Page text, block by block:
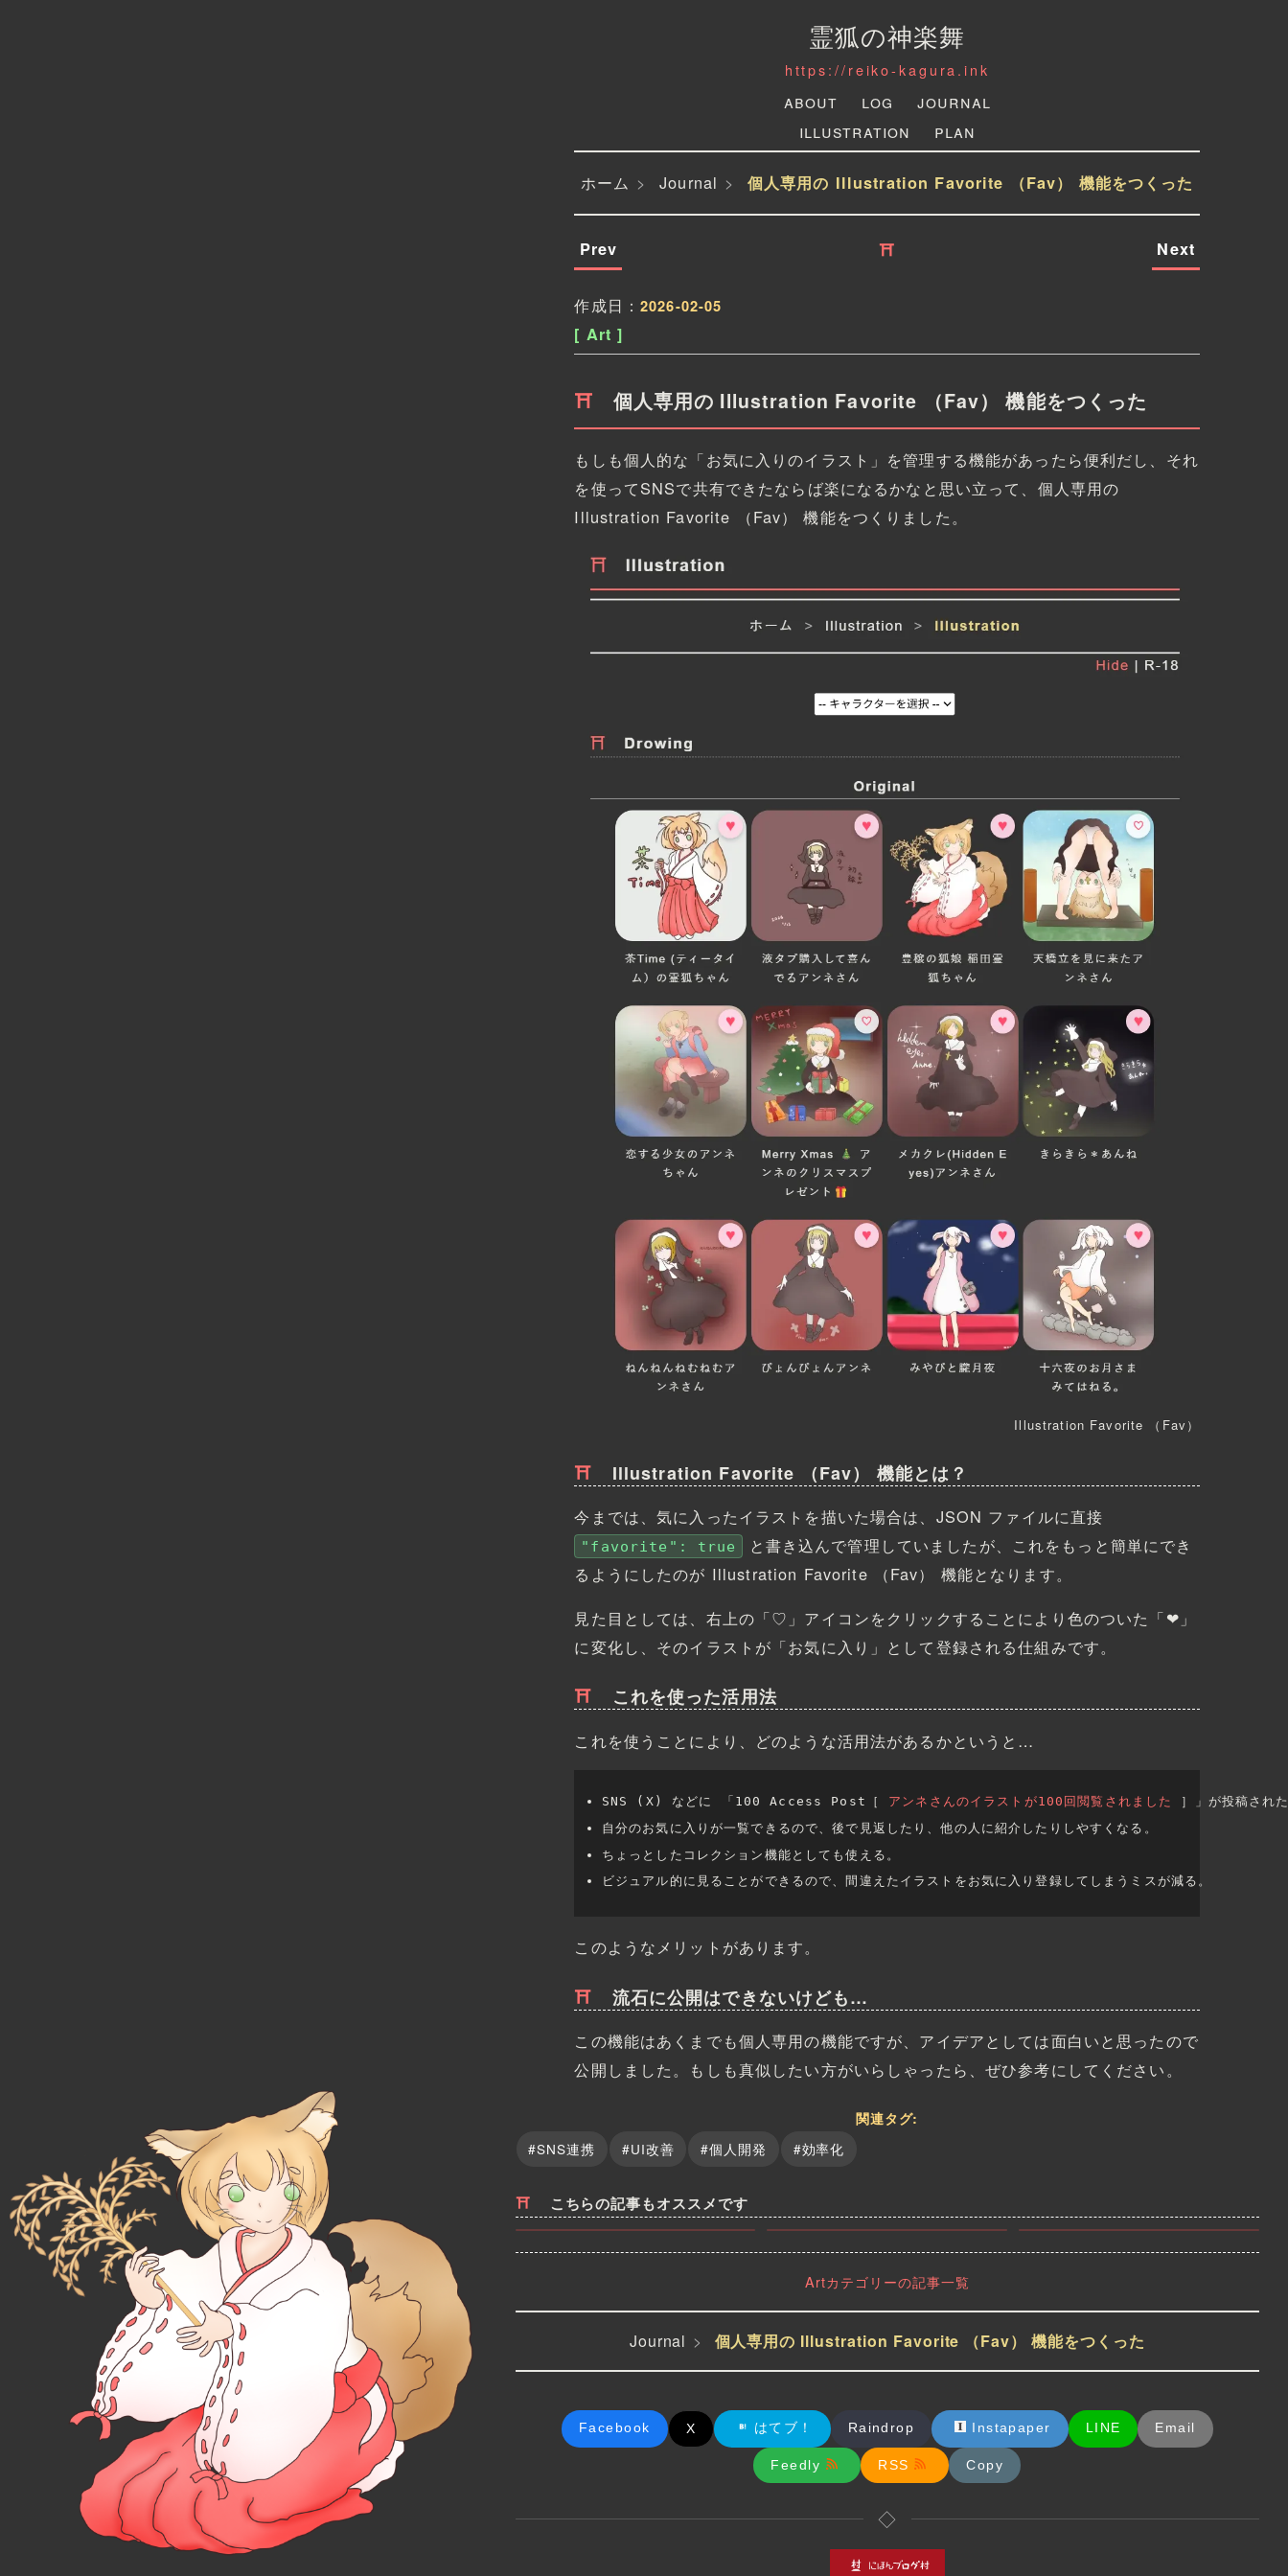
霊狐の神楽舞
https://reiko-kagura.ink
About Log
Journal
Illustration
Plan
ホーム Journal 個人専用の Illustration Favorite （Fav） 機能をつくった
Prev ⛩ Next
作成日： 2026-02-05
[ Art ]
個人専用の Illustration Favorite （Fav） 機能をつくった
もしも個人的な「お気に入りのイラスト」を管理する機能があったら便利だし、それ
を使ってSNSで共有できたならば楽になるかなと思い立って、個人専用の
Illustration Favorite （Fav） 機能をつくりました。
Illustration Favorite （Fav）
Illustration Favorite （Fav） 機能とは？
今までは、気に入ったイラストを描いた場合は、JSON ファイルに直接
"favorite": true
と書き込んで管理していましたが、これをもっと簡単にでき
るようにしたのが Illustration Favorite （Fav） 機能となります。
見た目としては、右上の「♡」アイコンをクリックすることにより色のついた「❤」
に変化し、そのイラストが「お気に入り」として登録される仕組みです。
これを使った活用法
これを使うことにより、どのような活用法があるかというと…
SNS (X) などに 「100 Access Post［ アンネさんのイラストが100回閲覧されました
］」が投稿され
自分のお気に入りが一覧できるので、後で見返したり、他の人に紹介したりしやすくなる。
ちょっとしたコレクション機能としても使える。
ビジュアル的に見ることができるので、間違えたイラストをお気に入り登録してしまうミスが減る。
このようなメリットがあります。
流石に公開はできないけども…
この機能はあくまでも個人専用の機能ですが、アイデアとしては面白いと思ったので
公開しました。もしも真似したい方がいらしゃったら、ぜひ参考にしてください。
関連タグ:
#SNS連携
#UI改善 #個人開発 #効率化
こちらの記事もオススメです
イラストを描くための気力配分と
アンネさん自身が「恋しているかは…秘
Artカテゴリーの記事一覧
Journal 個人専用の Illustration Favorite （Fav） 機能をつくった
Facebook X はてブ！ Raindrop Instapaper LINE Email
Feedly RSS Copy
◇